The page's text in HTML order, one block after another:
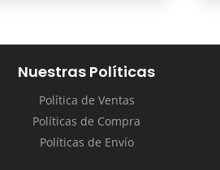
Nuestras Políticas
Política de Ventas
Políticas de Compra
Políticas de Envío